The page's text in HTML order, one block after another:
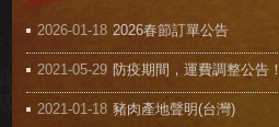
2026-01-18 2026春節訂單公告
2021-05-29 防疫期間，運費調整公告！
2021-01-18 豬肉產地聲明(台灣)